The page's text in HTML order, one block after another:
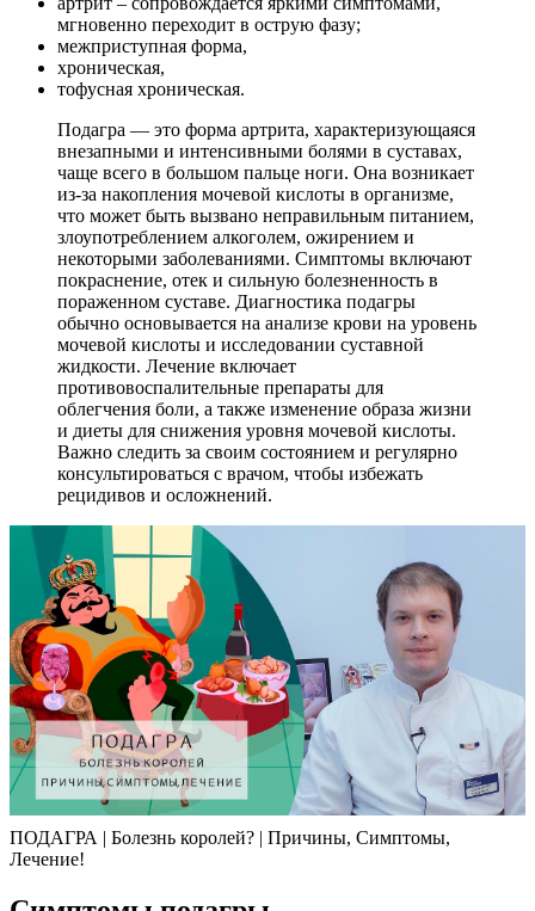
мгновенно переходит в острую фазу;
межприступная форма,
хроническая,
тофусная хроническая.
Подагра — это форма артрита, характеризующаяся
внезапными и интенсивными болями в суставах,
чаще всего в большом пальце ноги. Она возникает
из-за накопления мочевой кислоты в организме,
что может быть вызвано неправильным питанием,
злоупотреблением алкоголем, ожирением и
некоторыми заболеваниями. Симптомы включают
покраснение, отек и сильную болезненность в
пораженном суставе. Диагностика подагры
обычно основывается на анализе крови на уровень
мочевой кислоты и исследовании суставной
жидкости. Лечение включает
противовоспалительные препараты для
облегчения боли, а также изменение образа жизни
и диеты для снижения уровня мочевой кислоты.
Важно следить за своим состоянием и регулярно
консультироваться с врачом, чтобы избежать
рецидивов и осложнений.
ПОДАГРА | Болезнь королей? | Причины, Симптомы,
Лечение!